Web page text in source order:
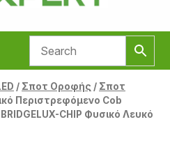
/ Σποτ Οροφής / Σποτ
Περιστρεφόμενο Cob
CHIP Φυσικό Λευκό